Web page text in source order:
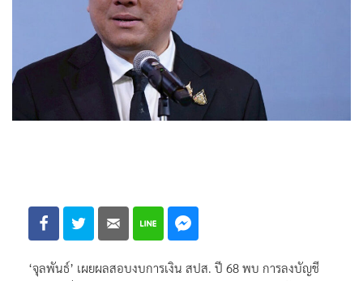
‘จุลพันธ์’ เผยผลสอบงบการเงิน สปส. ปี 68 พบ การลงบัญชี